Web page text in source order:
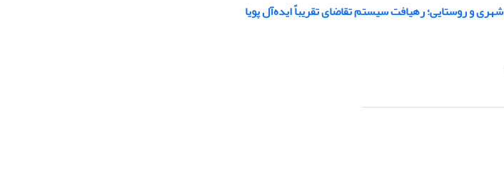
و روستایی؛ رهیافت سیستم تقاضای تقریباً ایده‌آل پویا